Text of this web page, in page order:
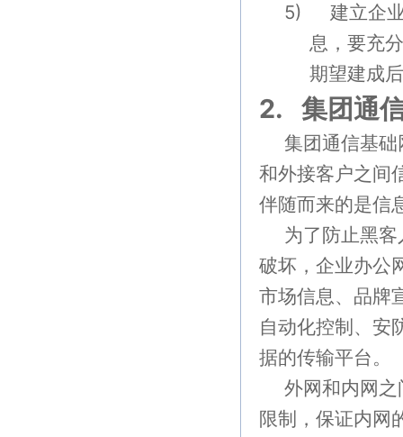
5)
建立企
息，要充
期望建成
2. 集团通
集团通信基
和外接客户之间
伴随而来的是信
为了防止黑
破坏，企业办公
市场信息、品牌
自动化控制、安
据的传输平台。
外网和内网
限制，保证内网